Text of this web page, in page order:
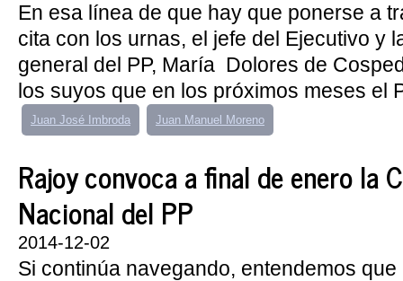
En esa línea de que hay que ponerse a
cita con los urnas, el jefe del Ejecutivo y
general del PP, María Dolores de
los suyos que en los próximos meses el
Juan José Imbroda Juan Manuel Moreno
Rajoy convoca a final de enero la
Nacional del PP
2014-12-02
Si continúa navegando, entendemos